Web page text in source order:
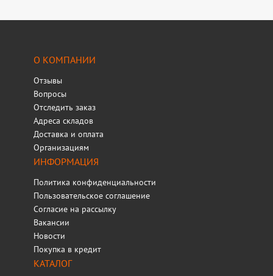
О КОМПАНИИ
Отзывы
Вопросы
Отследить заказ
Адреса складов
Доставка и оплата
Организациям
ИНФОРМАЦИЯ
Политика конфиденциальности
Пользовательское соглашение
Согласие на рассылку
Вакансии
Новости
Покупка в кредит
КАТАЛОГ